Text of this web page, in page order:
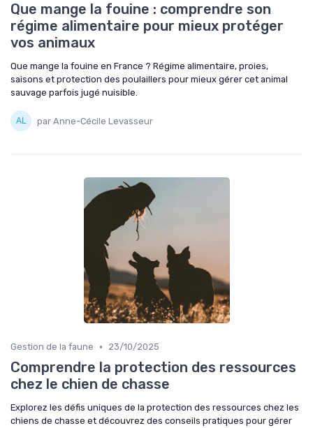
Que mange la fouine : comprendre son
régime alimentaire pour mieux protéger
vos animaux
Que mange la fouine en France ? Régime alimentaire, proies,
saisons et protection des poulaillers pour mieux gérer cet animal
sauvage parfois jugé nuisible.
par Anne-Cécile Levasseur
Gestion de la faune • 23/10/2025
Comprendre la protection des ressources
chez le chien de chasse
Explorez les défis uniques de la protection des ressources chez les
chiens de chasse et découvrez des conseils pratiques pour gérer